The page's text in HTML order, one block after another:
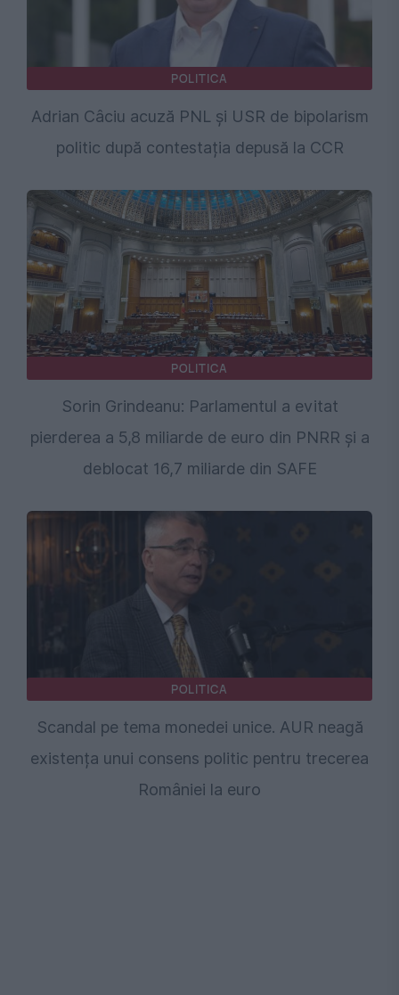
POLITICA
Adrian Câciu acuză PNL și USR de bipolarism
politic după contestația depusă la CCR
POLITICA
Sorin Grindeanu: Parlamentul a evitat
pierderea a 5,8 miliarde de euro din PNRR și a
deblocat 16,7 miliarde din SAFE
POLITICA
Scandal pe tema monedei unice. AUR neagă
existența unui consens politic pentru trecerea
României la euro